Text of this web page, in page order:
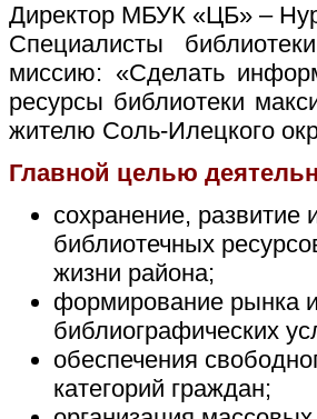
Директор МБУК «ЦБ» –
Специалисты
миссию: «Сделать
ресурсы библиотеки
жителю Соль-Илецкого
Главной целью
сохранение,
библиотечных
жизни района;
формирование рынка
библиографических
обеспечения
категорий граждан;